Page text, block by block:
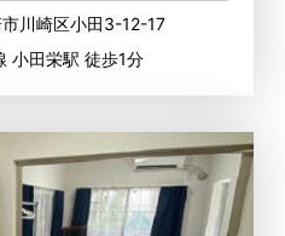
市川崎区小田3-12-17
小田栄駅 徒歩1分